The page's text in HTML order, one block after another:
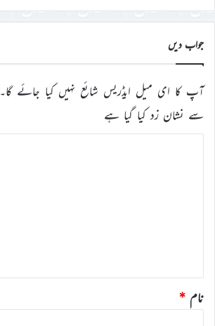
جواب دیں
آپ کا ای میل ایڈریس شائع نہیں کیا جائے گا۔
سے نشان زد کیا گیا ہے
نام *